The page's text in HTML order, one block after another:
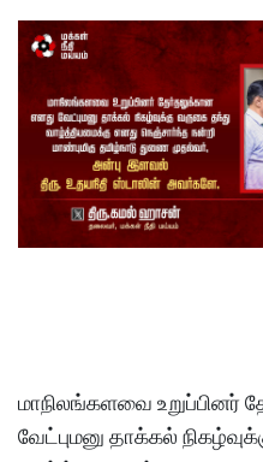
மாநிலங்களவை உறுப்பினர்
வேட்புமனு தாக்கல்